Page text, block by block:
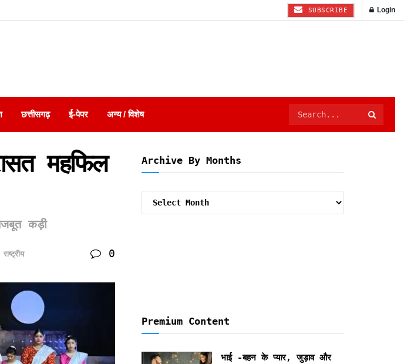
SUBSCRIBE Login
छत्तीसगढ़ ई-पेपर अन्य / विशेष
महफिल
कड़ी
राष्ट्रीय 0
Archive By Months
Premium Content
भाई -बहन के प्यार, जुड़ाव और